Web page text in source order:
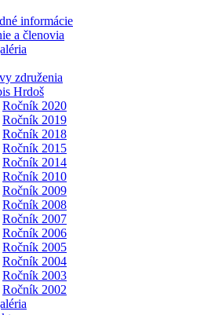
informácie
a členovia
združenia
Hrdoš
Ročník 2020
Ročník 2019
Ročník 2018
Ročník 2015
Ročník 2014
Ročník 2010
Ročník 2009
Ročník 2008
Ročník 2007
Ročník 2006
Ročník 2005
Ročník 2004
Ročník 2003
Ročník 2002